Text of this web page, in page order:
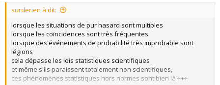
surderien à dit:
lorsque les situations de pur hasard sont multiples
lorsque les coïncidences sont très fréquentes
lorsque des événements de probabilité très improbable sont
légions
cela dépasse les lois statistiques scientifiques
et même s'ils paraissent totalement non scientifiques,
ces phénomènes statistiques hors normes sont bien là +++